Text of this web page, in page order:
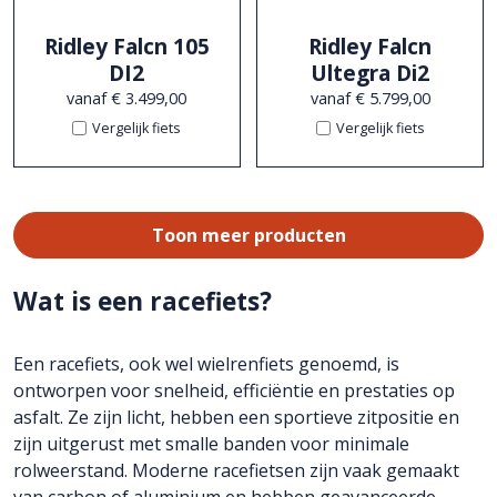
Ridley Falcn 105
DI2
vanaf € 3.499,00
Vergelijk fiets
Ridley Falcn
Ultegra Di2
vanaf € 5.799,00
Vergelijk fiets
Toon meer producten
Wat is een racefiets?
Een racefiets, ook wel wielrenfiets genoemd, is
ontworpen voor snelheid, efficiëntie en prestaties op
asfalt. Ze zijn licht, hebben een sportieve zitpositie en
zijn uitgerust met smalle banden voor minimale
rolweerstand. Moderne racefietsen zijn vaak gemaakt